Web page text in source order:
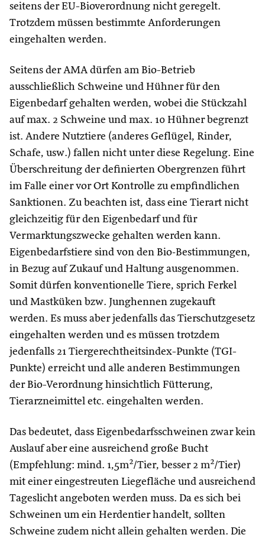
seitens der EU-Bioverordnung nicht geregelt.
Trotzdem müssen bestimmte Anforderungen
eingehalten werden.
Seitens der AMA dürfen am Bio-Betrieb
ausschließlich Schweine und Hühner für den
Eigenbedarf gehalten werden, wobei die Stückzahl
auf max. 2 Schweine und max. 10 Hühner begrenzt
ist. Andere Nutztiere (anderes Geflügel, Rinder,
Schafe, usw.) fallen nicht unter diese Regelung. Eine
Überschreitung der definierten Obergrenzen führt
im Falle einer vor Ort Kontrolle zu empfindlichen
Sanktionen. Zu beachten ist, dass eine Tierart nicht
gleichzeitig für den Eigenbedarf und für
Vermarktungszwecke gehalten werden kann.
Eigenbedarfstiere sind von den Bio‐Bestimmungen,
in Bezug auf Zukauf und Haltung ausgenommen.
Somit dürfen konventionelle Tiere, sprich Ferkel
und Mastküken bzw. Junghennen zugekauft
werden. Es muss aber jedenfalls das Tierschutzgesetz
eingehalten werden und es müssen trotzdem
jedenfalls 21 Tiergerechtheitsindex-Punkte (TGI-
Punkte) erreicht und alle anderen Bestimmungen
der Bio-Verordnung hinsichtlich Fütterung,
Tierarzneimittel etc. eingehalten werden.
Das bedeutet, dass Eigenbedarfsschweinen zwar kein
Auslauf aber eine ausreichend große Bucht
(Empfehlung: mind. 1,5m²/Tier, besser 2 m²/Tier)
mit einer eingestreuten Liegefläche und ausreichend
Tageslicht angeboten werden muss. Da es sich bei
Schweinen um ein Herdentier handelt, sollten
Schweine zudem nicht allein gehalten werden. Die